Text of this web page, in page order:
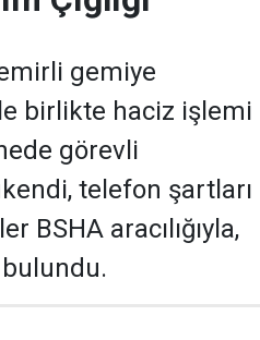
gemiye
birlikte haciz işlemi
görevli
telefon şartları
BSHA aracılığıyla,
bulundu.